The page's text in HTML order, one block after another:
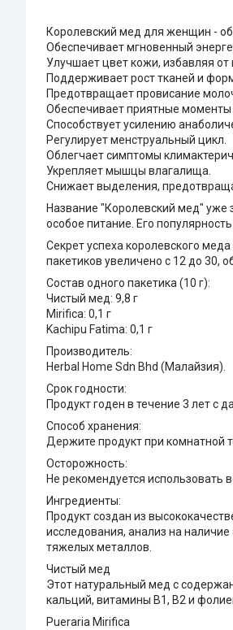
Королевский мед для женщин -
Обеспечивает мгновенный
Улучшает цвет кожи, избавляя от
Поддерживает рост тканей и
Предотвращает провисание
Обеспечивает приятные моменты
Способствует усилению
Регулирует менструальный цикл.
Облегчает симптомы
Укрепляет мышцы влагалища.
Снижает выделения,
Название "Королевский мед" уже
особое питание. Его
Секрет успеха королевского
пакетиков увеличено с 12 до 30,
Состав одного пакетика (10 г):
Чистый мед: 9,8 г
Mirifica: 0,1 г
Kachipu Fatima: 0,1 г
Производитель:
Herbal Home Sdn Bhd (Малайзия).
Срок годности:
Продукт годен в течение 3 лет с
Способ хранения:
Держите продукт при комнатной
Осторожность:
Не рекомендуется использовать
Ингредиенты:
Продукт создан из
исследования, анализ на
тяжелых металлов.
Чистый мед
Этот натуральный мед с
кальций, витамины B1, B2 и
Pueraria Mirifica